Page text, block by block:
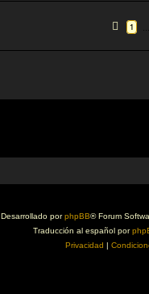
1
Desarrollado porphpBB® Forum
Traducción al español por
Privacidad |